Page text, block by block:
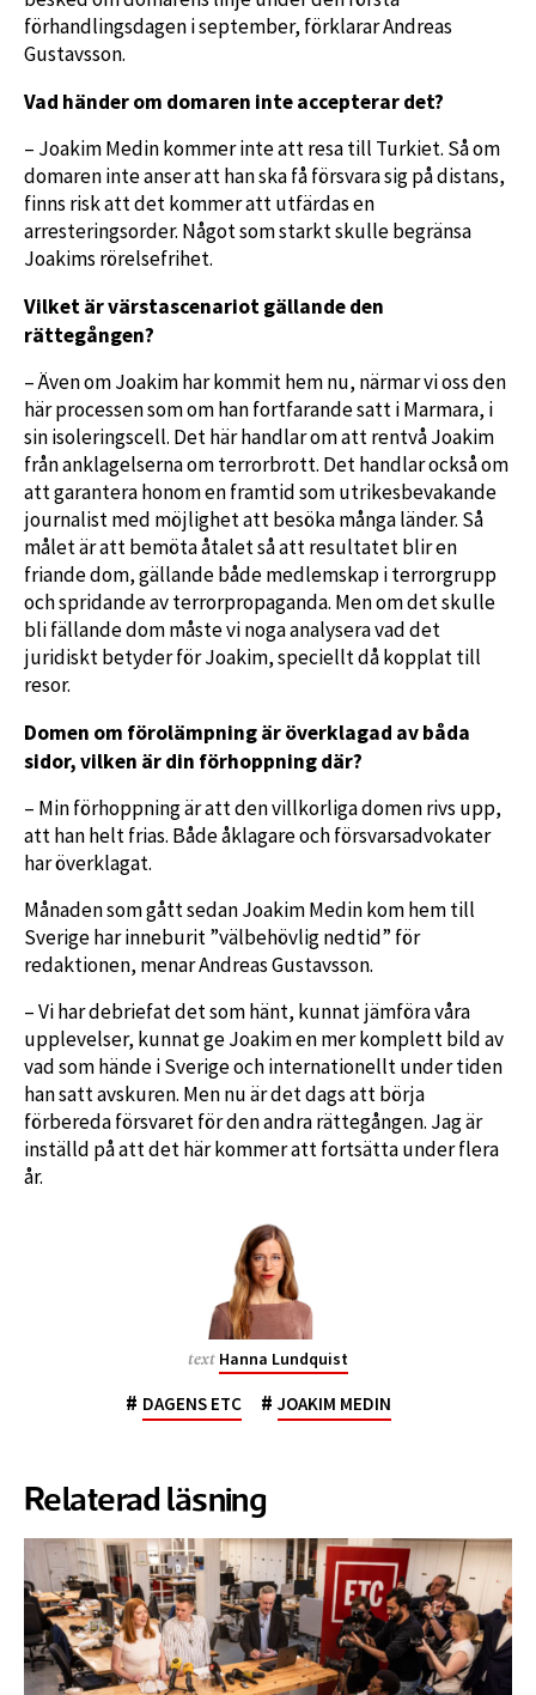
förhandlingsdagen i september, förklarar Andreas
Gustavsson.
Vad händer om domaren inte accepterar det?
– Joakim Medin kommer inte att resa till Turkiet. Så om
domaren inte anser att han ska få försvara sig på distans,
finns risk att det kommer att utfärdas en
arresteringsorder. Något som starkt skulle begränsa
Joakims rörelsefrihet.
Vilket är värstascenariot gällande den
rättegången?
– Även om Joakim har kommit hem nu, närmar vi oss den
här processen som om han fortfarande satt i Marmara, i
sin isoleringscell. Det här handlar om att rentvå Joakim
från anklagelserna om terrorbrott. Det handlar också om
att garantera honom en framtid som utrikesbevakande
journalist med möjlighet att besöka många länder. Så
målet är att bemöta åtalet så att resultatet blir en
friande dom, gällande både medlemskap i terrorgrupp
och spridande av terrorpropaganda. Men om det skulle
bli fällande dom måste vi noga analysera vad det
juridiskt betyder för Joakim, speciellt då kopplat till
resor.
Domen om förolämpning är överklagad av båda
sidor, vilken är din förhoppning där?
– Min förhoppning är att den villkorliga domen rivs upp,
att han helt frias. Både åklagare och försvarsadvokater
har överklagat.
Månaden som gått sedan Joakim Medin kom hem till
Sverige har inneburit ”välbehövlig nedtid” för
redaktionen, menar Andreas Gustavsson.
– Vi har debriefat det som hänt, kunnat jämföra våra
upplevelser, kunnat ge Joakim en mer komplett bild av
vad som hände i Sverige och internationellt under tiden
han satt avskuren. Men nu är det dags att börja
förbereda försvaret för den andra rättegången. Jag är
inställd på att det här kommer att fortsätta under flera
år.
text Hanna Lundquist
# DAGENS ETC # JOAKIM MEDIN
Relaterad läsning